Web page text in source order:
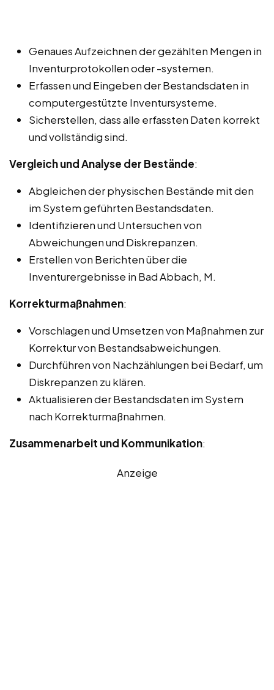
Genaues Aufzeichnen der gezählten Mengen in
Inventurprotokollen oder -systemen.
Erfassen und Eingeben der Bestandsdaten in
computergestützte Inventursysteme.
Sicherstellen, dass alle erfassten Daten korrekt
und vollständig sind.
Vergleich und Analyse der Bestände:
Abgleichen der physischen Bestände mit den
im System geführten Bestandsdaten.
Identifizieren und Untersuchen von
Abweichungen und Diskrepanzen.
Erstellen von Berichten über die
Inventurergebnisse in Bad Abbach, M.
Korrekturmaßnahmen:
Vorschlagen und Umsetzen von Maßnahmen zur
Korrektur von Bestandsabweichungen.
Durchführen von Nachzählungen bei Bedarf, um
Diskrepanzen zu klären.
Aktualisieren der Bestandsdaten im System
nach Korrekturmaßnahmen.
Zusammenarbeit und Kommunikation:
Anzeige